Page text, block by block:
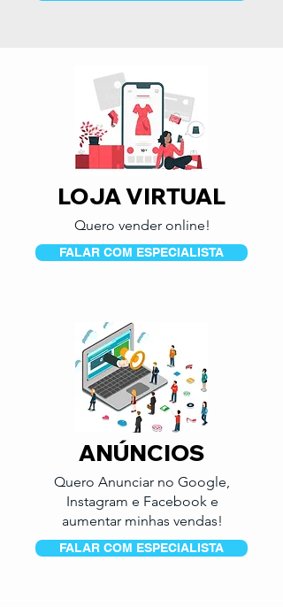
LOJA VIRTUAL
Quero vender online!
FALAR COM ESPECIALISTA
ANÚNCIOS
Quero Anunciar no Google,
Instagram e Facebook e
aumentar minhas vendas!
FALAR COM ESPECIALISTA